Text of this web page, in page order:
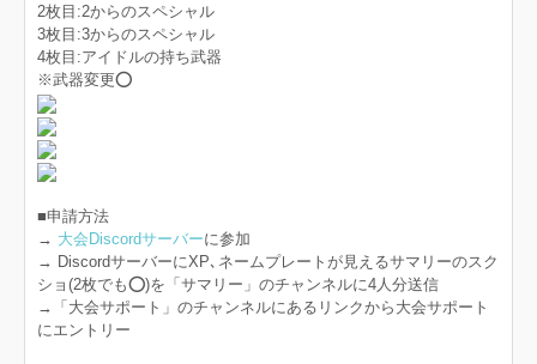
2枚目:2からのスペシャル
3枚目:3からのスペシャル
4枚目:アイドルの持ち武器
※武器変更⭕️
■申請方法
→ 大会Discordサーバーに参加
→ DiscordサーバーにXP､ネームプレートが見えるサマリーのスク
ショ(2枚でも⭕️)を「サマリー」のチャンネルに4人分送信
→「大会サポート」のチャンネルにあるリンクから大会サポート
にエントリー